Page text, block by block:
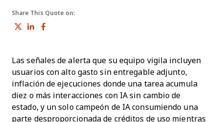
Share This Quote on:
Share on Twitter
Share on LinkedIn
Las señales de alerta que su equipo vigila incluyen
usuarios con alto gasto sin entregable adjunto,
inflación de ejecuciones donde una tarea acumula
diez o más interacciones con IA sin cambio de
estado, y un solo campeón de IA consumiendo una
parte desproporcionada de créditos de uso mientras